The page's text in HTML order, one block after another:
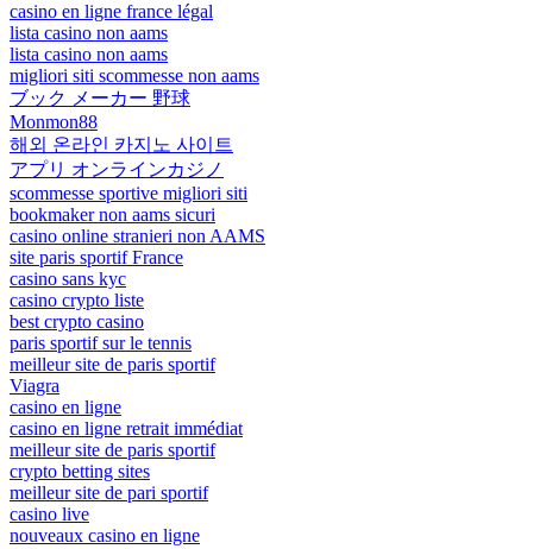
casino en ligne france légal
lista casino non aams
lista casino non aams
migliori siti scommesse non aams
ブック メーカー 野球
Monmon88
해외 온라인 카지노 사이트
アプリ オンラインカジノ
scommesse sportive migliori siti
bookmaker non aams sicuri
casino online stranieri non AAMS
site paris sportif France
casino sans kyc
casino crypto liste
best crypto casino
paris sportif sur le tennis
meilleur site de paris sportif
Viagra
casino en ligne
casino en ligne retrait immédiat
meilleur site de paris sportif
crypto betting sites
meilleur site de pari sportif
casino live
nouveaux casino en ligne